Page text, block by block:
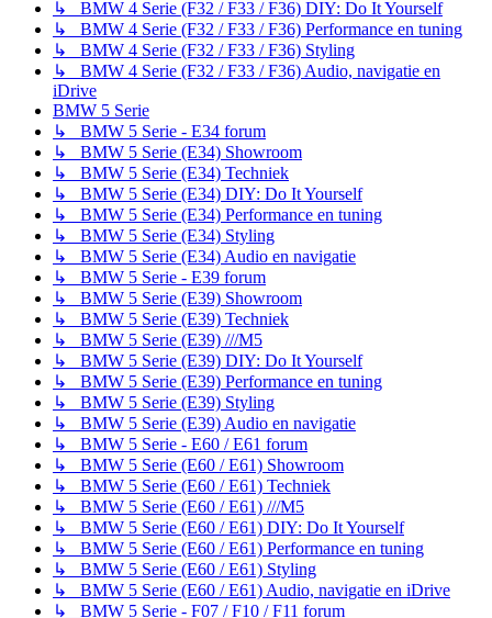
↳ BMW 4 Serie (F32 / F33 / F36) DIY: Do It Yourself
↳ BMW 4 Serie (F32 / F33 / F36) Performance en tuning
↳ BMW 4 Serie (F32 / F33 / F36) Styling
↳ BMW 4 Serie (F32 / F33 / F36) Audio, navigatie en
iDrive
BMW 5 Serie
↳ BMW 5 Serie - E34 forum
↳ BMW 5 Serie (E34) Showroom
↳ BMW 5 Serie (E34) Techniek
↳ BMW 5 Serie (E34) DIY: Do It Yourself
↳ BMW 5 Serie (E34) Performance en tuning
↳ BMW 5 Serie (E34) Styling
↳ BMW 5 Serie (E34) Audio en navigatie
↳ BMW 5 Serie - E39 forum
↳ BMW 5 Serie (E39) Showroom
↳ BMW 5 Serie (E39) Techniek
↳ BMW 5 Serie (E39) ///M5
↳ BMW 5 Serie (E39) DIY: Do It Yourself
↳ BMW 5 Serie (E39) Performance en tuning
↳ BMW 5 Serie (E39) Styling
↳ BMW 5 Serie (E39) Audio en navigatie
↳ BMW 5 Serie - E60 / E61 forum
↳ BMW 5 Serie (E60 / E61) Showroom
↳ BMW 5 Serie (E60 / E61) Techniek
↳ BMW 5 Serie (E60 / E61) ///M5
↳ BMW 5 Serie (E60 / E61) DIY: Do It Yourself
↳ BMW 5 Serie (E60 / E61) Performance en tuning
↳ BMW 5 Serie (E60 / E61) Styling
↳ BMW 5 Serie (E60 / E61) Audio, navigatie en iDrive
↳ BMW 5 Serie - F07 / F10 / F11 forum